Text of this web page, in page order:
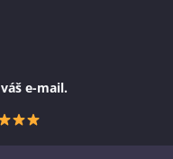
e-mail.